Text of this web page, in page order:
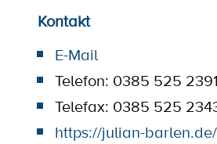
Kontakt
E-Mail
Telefon: 0385 525
Telefax: 0385 525
https://julian-barlen.de/